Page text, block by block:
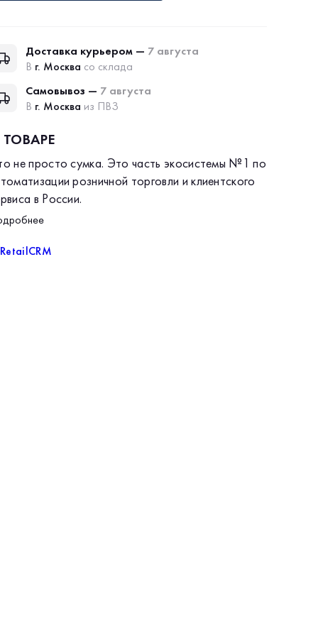
Доставка курьером — 7 августа
В г. Москва со склада
Самовывоз — 7 августа
В г. Москва из ПВЗ
не просто сумка. Это часть экосистемы №1 по
розничной торговли и клиентского
в России.
уже помогает тысячам
систему продаж. А теперь эта система